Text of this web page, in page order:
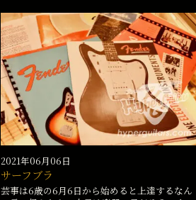
2021年06月06日
サーフブラ
芸事は6歳の6月6日から始めると上達するなん